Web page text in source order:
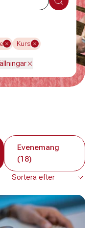
Sök
Kurs
Evenemang
(18)